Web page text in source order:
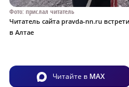
Фото: прислал читатель
Читатель сайта pravda-nn.ru
в Алтае
Читайте в MAX